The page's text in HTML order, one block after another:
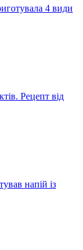
4 види
Рецепт від
напій із